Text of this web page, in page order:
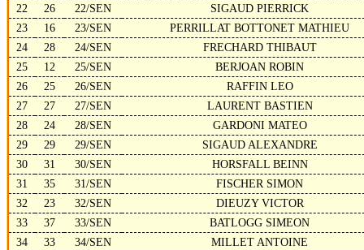
22
26 22/SEN
SIGAUD PIERRICK
23
16 23/SEN
PERRILLAT BOTTONET MATHIEU
24
28 24/SEN
FRECHARD THIBAUT
25
12 25/SEN
BERJOAN ROBIN
26
25 26/SEN
RAFFIN LEO
27
27 27/SEN
LAURENT BASTIEN
28
24 28/SEN
GARDONI MATEO
29
29 29/SEN
SIGAUD ALEXANDRE
30
31 30/SEN
HORSFALL BEINN
31
35 31/SEN
FISCHER SIMON
32
23 32/SEN
DIEUZY VICTOR
33
37 33/SEN
BATLOGG SIMEON
34
33 34/SEN
MILLET ANTOINE